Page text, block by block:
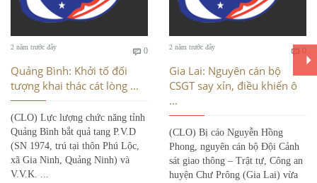
2 năm trước đây
 0Bình
Quảng Bình: Khởi tố đối
tượng khai thác cát lòng ...
(CLO) Lực lượng chức năng tỉnh
Quảng Bình bắt quả tang P.V.D
(SN 1974, trú tại thôn Phú Lộc,
xã Gia Ninh, Quảng Ninh) và
V.V.K. ...
2 năm trước đây

Gia Lai: Nguyên cán bộ
CSGT say xỉn, điều khiển ô
...
(CLO) Bị cáo Nguyễn Hồng
Phong, nguyên cán bộ Đội Cảnh
sát giao thông – Trật tự, Công an
huyện Chư Prông (Gia Lai) vừa